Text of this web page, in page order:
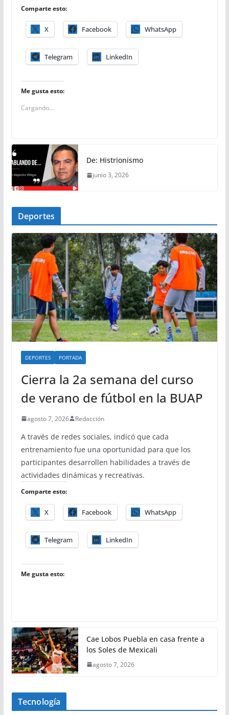
Comparte esto:
X Facebook WhatsApp
Telegram LinkedIn
Me gusta esto:
Cargando...
De: Histrionismo
junio 3, 2026
Deportes
DEPORTES PORTADA
Cierra la 2a semana del curso
de verano de fútbol en la BUAP
agosto 7, 2026 Redacción
A través de redes sociales, indicó que cada
entrenamiento fue una oportunidad para que los
participantes desarrollen habilidades a través de
actividades dinámicas y recreativas.
Comparte esto:
X Facebook WhatsApp
Telegram LinkedIn
Me gusta esto:
Cae Lobos Puebla en casa frente a
los Soles de Mexicali
agosto 7, 2026
Tecnología